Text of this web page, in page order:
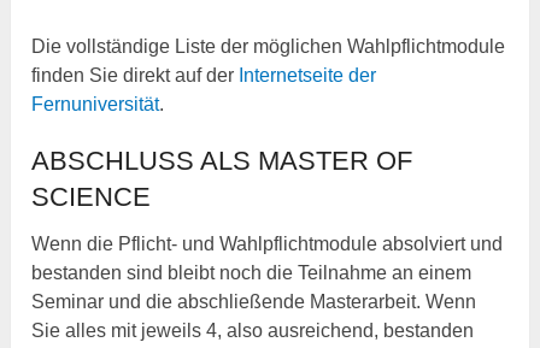
Die vollständige Liste der möglichen Wahlpflichtmodule
finden Sie direkt auf der Internetseite der
Fernuniversität.
ABSCHLUSS ALS MASTER OF
SCIENCE
Wenn die Pflicht- und Wahlpflichtmodule absolviert und
bestanden sind bleibt noch die Teilnahme an einem
Seminar und die abschließende Masterarbeit. Wenn
Sie alles mit jeweils 4, also ausreichend, bestanden